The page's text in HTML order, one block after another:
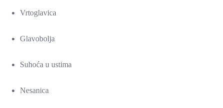
Vrtoglavica
Glavobolja
Suhoća u ustima
Nesanica